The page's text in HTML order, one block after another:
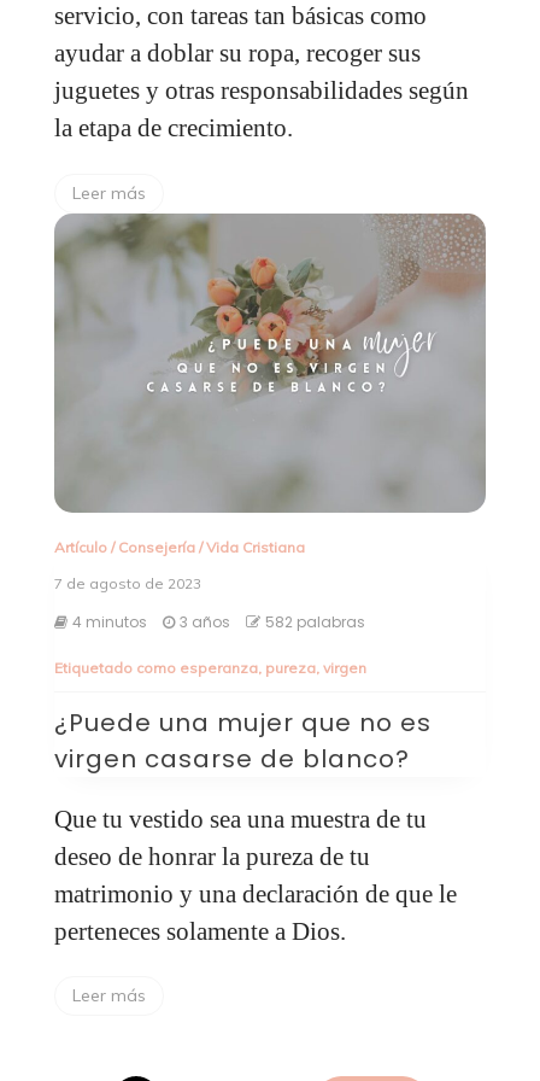
servicio, con tareas tan básicas como
ayudar a doblar su ropa, recoger sus
juguetes y otras responsabilidades según
la etapa de crecimiento.
Leer más
Artículo/ Consejería/Vida Cristiana
7 de agosto de 2023
4 minutos 3 años 582 palabras
Etiquetado como esperanza, pureza, virgen
¿Puede una mujer que no es
virgen casarse de blanco?
Que tu vestido sea una muestra de tu
deseo de honrar la pureza de tu
matrimonio y una declaración de que le
perteneces solamente a Dios.
Leer más